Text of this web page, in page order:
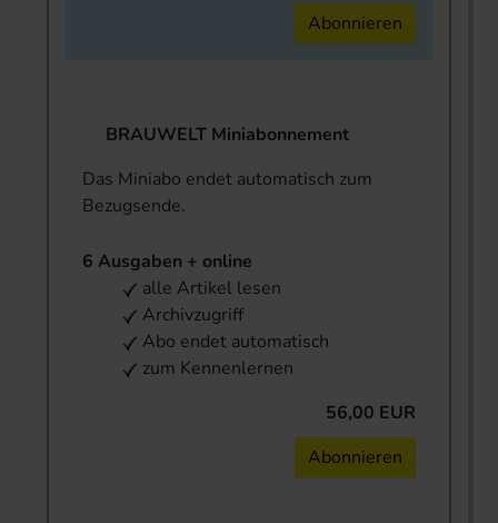
Abonnieren
BRAUWELT Miniabonnement
Das Miniabo endet automatisch zum
Bezugsende.
6 Ausgaben + online
alle Artikel lesen
Archivzugriff
Abo endet automatisch
zum Kennenlernen
56,00 EUR
Abonnieren